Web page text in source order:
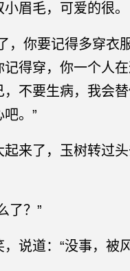
眉毛，可爱的很。
，你要记得多穿衣
记得穿，你一个人
，不要生病，我会
。”
起来了，玉树转过
了？”
说道：“没事，被